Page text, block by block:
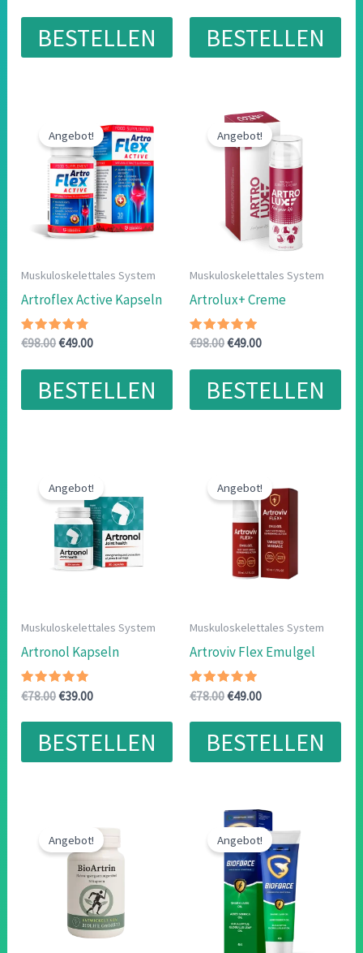
von 5 war:
€78.00
ist:
€39.00.
BESTELLEN
von 5 war:
€80.00
ist:
€49.00.
BESTELLEN
Angebot!
Muskuloskelettales System
Artroflex Active Kapseln
Bewertet
von 5
€98.00Ursprünglicher
war:
€98.00
€49.00Aktueller
ist:
€49.00.
BESTELLEN
Angebot!
Muskuloskelettales System
Artrolux+ Creme
Bewertet
von 5
€98.00Ursprünglicher
war:
€98.00
€49.00Aktueller
ist:
€49.00.
BESTELLEN
Angebot!
Muskuloskelettales System
Artronol Kapseln
Bewertet
mit
von 5
€78.00Ursprünglicher
war:
€78.00
€39.00Aktueller
ist:
€39.00.
BESTELLEN
Angebot!
Muskuloskelettales System
Artroviv Flex Emulgel
Bewertet
mit
von 5
€78.00Ursprünglicher
war:
€78.00
€49.00Aktueller
ist:
€49.00.
BESTELLEN
Angebot! Angebot!